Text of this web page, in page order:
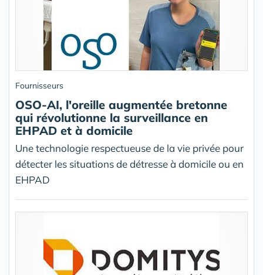
Fournisseurs
OSO-AI, l'oreille augmentée bretonne
qui révolutionne la surveillance en
EHPAD et à domicile
Une technologie respectueuse de la vie privée pour
détecter les situations de détresse à domicile ou en
EHPAD